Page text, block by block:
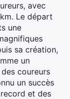
avec
Le départ
une
sa création,
un
coureurs
un succès
et des